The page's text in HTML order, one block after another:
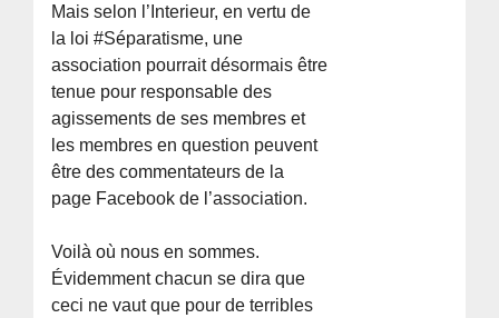
Mais selon l’Interieur, en vertu de
la loi #Séparatisme, une
association pourrait désormais être
tenue pour responsable des
agissements de ses membres et
les membres en question peuvent
être des commentateurs de la
page Facebook de l’association.
Voilà où nous en sommes.
Évidemment chacun se dira que
ceci ne vaut que pour de terribles